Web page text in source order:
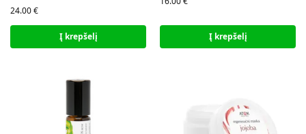
24.00€
Į krepšelį Į krepšelį